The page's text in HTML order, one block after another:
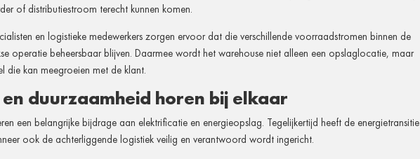
of distributiestroom terecht kunnen komen.
en logistieke medewerkers zorgen ervoor dat die verschillende voorraadstromen binnen de
operatie beheersbaar blijven. Daarmee wordt het warehouse niet alleen een opslaglocatie, maar
die kan meegroeien met de klant.
duurzaamheid horen bij elkaar
een belangrijke bijdrage aan elektrificatie en energieopslag. Tegelijkertijd heeft de energietransitie
ook de achterliggende logistiek veilig en verantwoord wordt ingericht.